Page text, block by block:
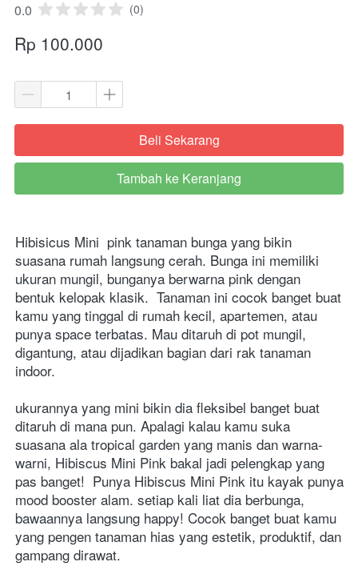
0.0 (0)
Rp 100.000
`Beli Sekarang
`
Tambah ke Keranjang
Hibisicus Mini  pink tanaman bunga yang bikin
suasana rumah langsung cerah. Bunga ini memiliki
ukuran mungil, bunganya berwarna pink dengan
bentuk kelopak klasik.  Tanaman ini cocok banget buat
kamu yang tinggal di rumah kecil, apartemen, atau
punya space terbatas. Mau ditaruh di pot mungil,
digantung, atau dijadikan bagian dari rak tanaman
indoor.
ukurannya yang mini bikin dia fleksibel banget buat
ditaruh di mana pun. Apalagi kalau kamu suka
suasana ala tropical garden yang manis dan warna-
warni, Hibiscus Mini Pink bakal jadi pelengkap yang
pas banget!  Punya Hibiscus Mini Pink itu kayak punya
mood booster alam. setiap kali liat dia berbunga,
bawaannya langsung happy! Cocok banget buat kamu
yang pengen tanaman hias yang estetik, produktif, dan
gampang dirawat.